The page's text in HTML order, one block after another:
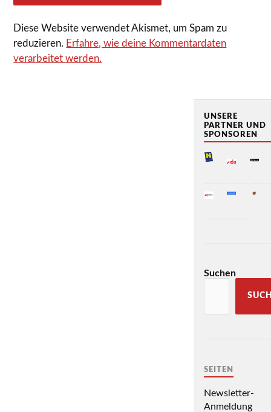
Diese Website verwendet Akismet, um Spam zu
reduzieren. Erfahre, wie deine Kommentardaten
verarbeitet werden.
UNSERE
PARTNER UND
SPONSOREN
Suchen
SEITEN
Newsletter-
Anmeldung